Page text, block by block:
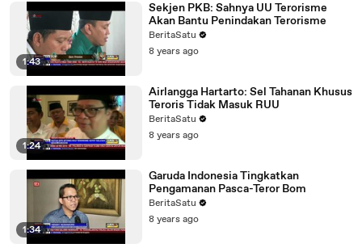
1:43
Sekjen PKB: Sahnya UU Terorisme
Akan Bantu Penindakan Terorisme
BeritaSatu
8 years ago
1:24
Airlangga Hartarto: Sel Tahanan Khusus
Teroris Tidak Masuk RUU
BeritaSatu
8 years ago
1:34
Garuda Indonesia Tingkatkan
Pengamanan Pasca-Teror Bom
BeritaSatu
8 years ago